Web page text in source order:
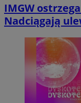
IMGW
Nadciągają